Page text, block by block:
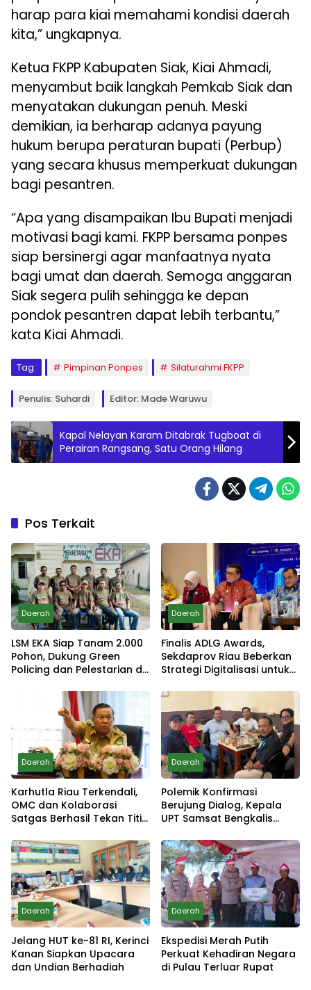
harap para kiai memahami kondisi daerah
kita,” ungkapnya.
Ketua FKPP Kabupaten Siak, Kiai Ahmadi,
menyambut baik langkah Pemkab Siak dan
menyatakan dukungan penuh. Meski
demikian, ia berharap adanya payung
hukum berupa peraturan bupati (Perbup)
yang secara khusus memperkuat dukungan
bagi pesantren.
“Apa yang disampaikan Ibu Bupati menjadi
motivasi bagi kami. FKPP bersama ponpes
siap bersinergi agar manfaatnya nyata
bagi umat dan daerah. Semoga anggaran
Siak segera pulih sehingga ke depan
pondok pesantren dapat lebih terbantu,”
kata Kiai Ahmadi.
Tag: Pimpinan Ponpes Silaturahmi FKPP
Penulis: Suhardi Editor: Made Waruwu
Kapal Nelayan Karam Ditabrak Tugboat di
Perairan Rangsang, Satu Orang Hilang
Pos Terkait
Daerah
LSM EKA Siap Tanam 2.000
Pohon, Dukung Green
Policing dan Pelestarian di
Daerah
Finalis ADLG Awards,
Sekdaprov Riau Beberkan
Strategi Digitalisasi untuk
Daerah
Karhutla Riau Terkendali,
OMC dan Kolaborasi
Satgas Berhasil Tekan Titik
Daerah
Polemik Konfirmasi
Berujung Dialog, Kepala
UPT Samsat Bengkalis
Daerah
Jelang HUT ke-81 RI, Kerinci
Kanan Siapkan Upacara
dan Undian Berhadiah
Daerah
Ekspedisi Merah Putih
Perkuat Kehadiran Negara
di Pulau Terluar Rupat